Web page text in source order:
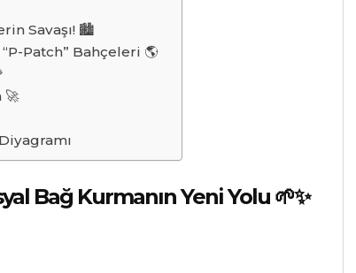
Savaşı! 🏙
Patch” Bahçeleri 🌎
🚀
Bağ Kurmanın Yeni Yolu 🌱✨